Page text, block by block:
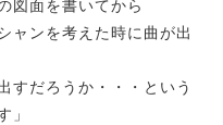
図面を書いてから
ャンを考えた時に曲が出
だろうか・・・という
」